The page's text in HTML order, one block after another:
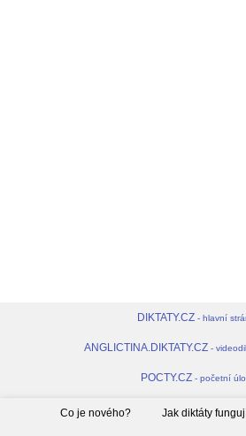
DIKTATY.CZ - hlavní
ANGLICTINA.DIKTATY.CZ -
POCTY.CZ - početní
Co je nového? Jak diktáty